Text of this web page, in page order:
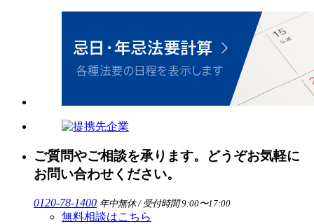
ご質問やご相談を承ります。どうぞお気軽に
お問い合わせください。
0120-78-1400 年中無休 / 受付時間 9:00〜17:00
無料相談はこちら